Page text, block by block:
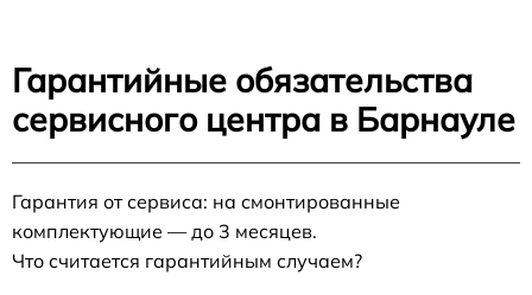
Гарантийные обязательства
сервисного центра в Барнауле
Гарантия от сервиса: на смонтированные
комплектующие — до 3 месяцев.
Что считается гарантийным случаем?